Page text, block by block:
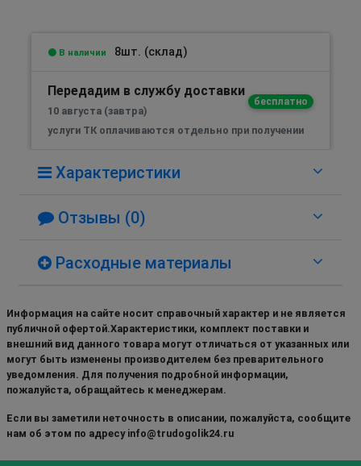
В наличии 8шт. (склад)
Передадим в службу доставки
бесплатно
10 августа (завтра)
услуги ТК оплачиваются отдельно при получении
Характеристики
Отзывы (0)
Расходные материалы
Информация на сайте носит справочный характер и не является
публичной офертой.Характеристики, комплект поставки и
внешний вид данного товара могут отличаться от указанных или
могут быть изменены производителем без преварительного
уведомления. Для получения подробной информации,
пожалуйста, обращайтесь к менеджерам.
Если вы заметили неточность в описании, пожалуйста, сообщите
нам об этом по адресу info@trudogolik24.ru